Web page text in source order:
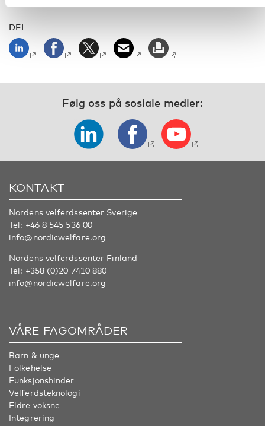
DEL
Følg oss på sosiale medier:
KONTAKT
Nordens velferdssenter Sverige
Tel: +46 8 545 536 00
info@nordicwelfare.org
Nordens velferdssenter Finland
Tel: +358 (0)20 7410 880
info@nordicwelfare.org
VÅRE FAGOMRÅDER
Barn & unge
Folkehelse
Funksjonshinder
Velferdsteknologi
Eldre voksne
Integrering